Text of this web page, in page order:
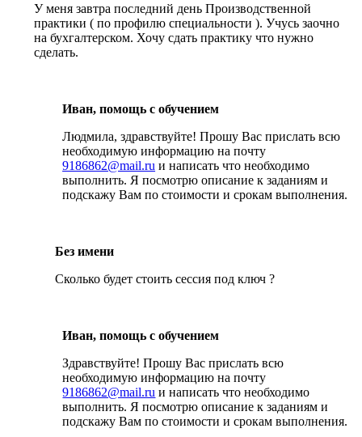
У меня завтра последний день Производственной
практики ( по профилю специальности ). Учусь заочно
на бухгалтерском. Хочу сдать практику что нужно
сделать.
Иван, помощь с обучением
Людмила, здравствуйте! Прошу Вас прислать всю
необходимую информацию на почту
9186862@mail.ru и написать что необходимо
выполнить. Я посмотрю описание к заданиям и
подскажу Вам по стоимости и срокам выполнения.
Без имени
Сколько будет стоить сессия под ключ ?
Иван, помощь с обучением
Здравствуйте! Прошу Вас прислать всю
необходимую информацию на почту
9186862@mail.ru и написать что необходимо
выполнить. Я посмотрю описание к заданиям и
подскажу Вам по стоимости и срокам выполнения.